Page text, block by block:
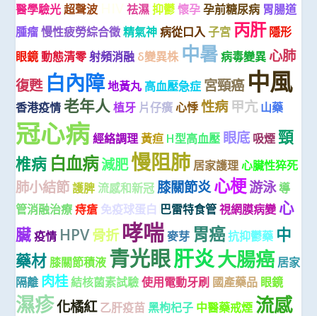
醫學驗光 超聲波 祛濕 抑鬱 懷孕 孕前糖尿病 胃腸道
腫瘤 慢性疲勞綜合徵 精氣神 病從口入 子宮 丙肝 隱形
眼鏡動態清零射頻消融 δ變異株 中暑 病毒變異 心肺
復甦 白內障 地黃丸 高血壓急症 宮頸癌 中風
香港疫情 老年人 植牙 片仔癀 心悸 性病 甲亢 山藥
冠心病 經絡調理 黃疸 H型高血壓 眼底 吸煙 頸
椎病 白血病減肥慢阻肺 居家護理 心臟性猝死
肺小結節 護脾 流感和新冠 膝關節炎心梗游泳 導
管消融治療 痔瘡 免疫球蛋白 巴雷特食管 視網膜病變 心
臟 疫情 HPV骨折 哮喘 麥芽 胃癌抗抑鬱藥 中
藥材 膝關節積液 青光眼肝炎大腸癌 居家
隔離 肉桂結核菌素試驗 使用電動牙刷 國產藥品 眼鏡
濕疹化橘紅 乙肝疫苗 黑枸杞子 中醫藥戒煙 流感